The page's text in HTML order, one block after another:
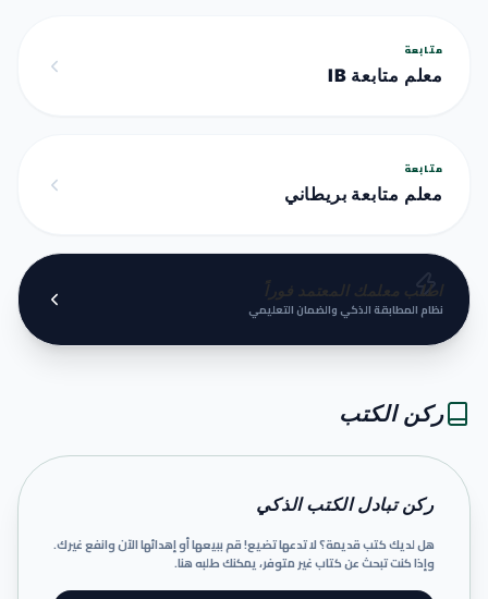
متابعة
معلم متابعة IB
متابعة
معلم متابعة بريطاني
اطلب معلمك المعتمد فوراً
نظام المطابقة الذكي والضمان التعليمي
ركن الكتب
ركن تبادل الكتب الذكي
هل لديك كتب قديمة؟ لا تدعها تضيع! قم ببيعها أو إهدائها الآن وانفع غيرك.
وإذا كنت تبحث عن كتاب غير متوفر، يمكنك طلبه هنا.